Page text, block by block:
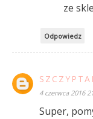
ze
Odpowiedz
4 czerwca 2016
Super,